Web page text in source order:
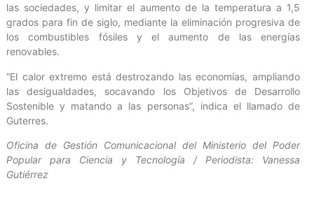
las sociedades, y limitar el aumento de la temperatura a 1,5
grados para fin de siglo, mediante la eliminación progresiva de
los combustibles fósiles y el aumento de las energías
renovables.
“El calor extremo está destrozando las economías, ampliando
las desigualdades, socavando los Objetivos de Desarrollo
Sostenible y matando a las personas”, indica el llamado de
Guterres.
Oficina de Gestión Comunicacional del Ministerio del Poder
Popular para Ciencia y Tecnología / Periodista: Vanessa
Gutiérrez